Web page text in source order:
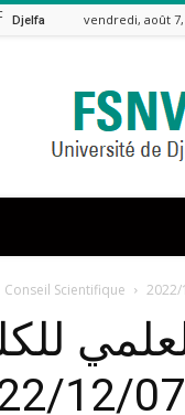
Djelfa vendredi, août 7,
Conseil Scientifique